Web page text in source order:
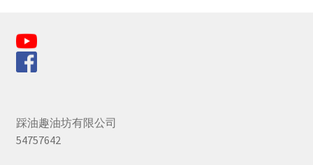
踩油趣油坊有限公司
54757642